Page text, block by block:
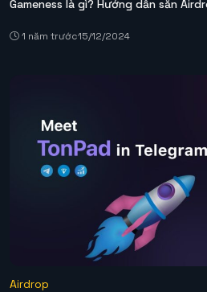
Gameness là gì? Hướng dẫn săn
1 năm trước15/12/2024
Airdrop